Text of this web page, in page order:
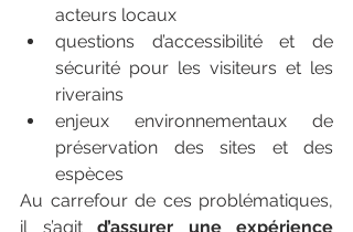
acteurs locaux
questions d’accessibilité et de
sécurité pour les visiteurs et les
riverains
enjeux environnementaux de
préservation des sites et des
espèces
Au carrefour de ces problématiques,
il s’agit d’assurer une expérience